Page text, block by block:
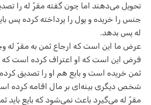
تحویل می‌دهند اما چون گفته مقرّ‌ له را
جنس را خریده و پول را پرداخته کرده پس
له پس بدهد.
عرض ما این است که ارجاع ثمن به مقرّ له
فرض این است که او اعتراف کرده است که
ثمن خریده است و بایع هم او را تصدیق
شخص دیگری بینه‌ای بر مال اقامه کرده
مقرّ‌ له می‌گیرد باعث نمی‌شود که بایع باید